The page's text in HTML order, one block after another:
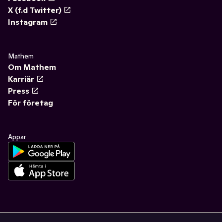
X (f.d Twitter)
Instagram
Mathem
Om Mathem
Karriär
Press
För företag
Appar